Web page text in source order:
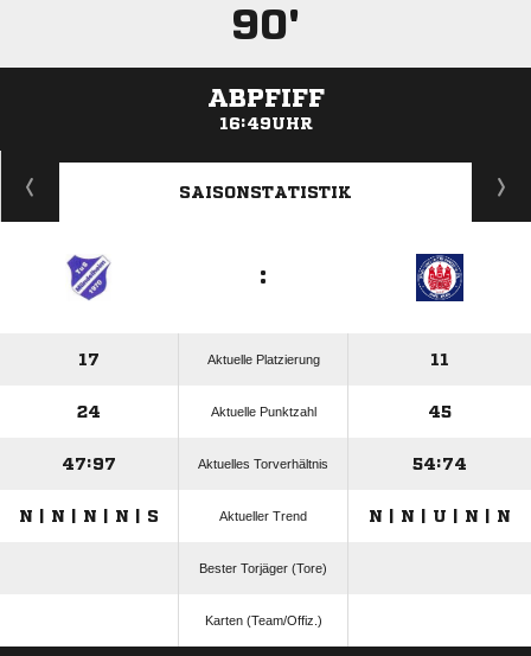
90'
ABPFIFF
16:49UHR
ANZEIGE
SAISONSTATISTIK
:
17 Aktuelle Platzierung 11
24 Aktuelle Punktzahl 45
47:97 Aktuelles Torverhältnis 54:74
N | N | N | N | S Aktueller Trend N | N | U | N | N
Bester Torjäger (Tore)
Karten (Team/Offiz.)